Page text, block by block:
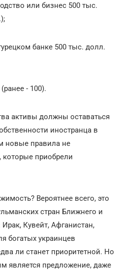
или бизнес 500 тыс.
банке 500 тыс. долл.
- 100).
активы должны оставаться
иностранца в
новые правила не
которые приобрели
Вероятнее всего, это
стран Ближнего и
Кувейт, Афганистан,
богатых украинцев
ли станет приоритетной. Но
является предложение, даже